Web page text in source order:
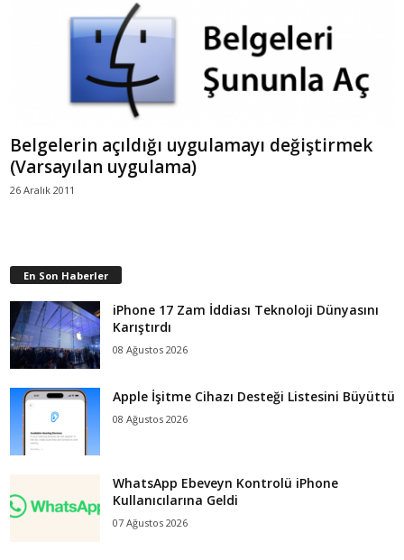
Belgelerin açıldığı uygulamayı değiştirmek
(Varsayılan uygulama)
26 Aralık 2011
En Son Haberler
iPhone 17 Zam İddiası Teknoloji Dünyasını
Karıştırdı
08 Ağustos 2026
Apple İşitme Cihazı Desteği Listesini Büyüttü
08 Ağustos 2026
WhatsApp Ebeveyn Kontrolü iPhone
Kullanıcılarına Geldi
07 Ağustos 2026